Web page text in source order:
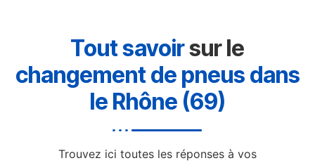
Tout savoirsur le
changement de pneus dans
le Rhône (69)
Trouvez ici toutes les réponses à vos